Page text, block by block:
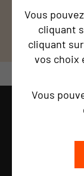
Vous
cliquant
cliquant
vos choix
Vous